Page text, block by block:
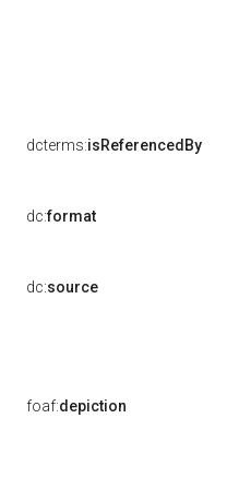
dcterms:isReferencedBy
dc:format
dc:source
foaf:depiction